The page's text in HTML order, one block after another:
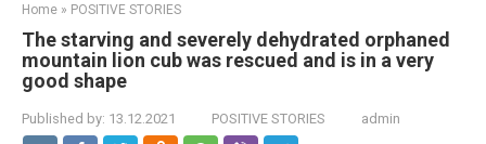
Home » POSITIVE STORIES
The starving and severely dehydrated orphaned
mountain lion cub was rescued and is in a very
good shape
Published by: 13.12.2021 POSITIVE STORIES admin